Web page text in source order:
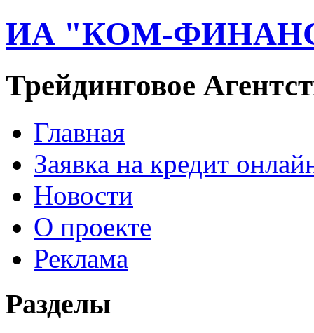
ИА "КОМ-
Трейдинговое
Главная
Заявка на кредит
Новости
О проекте
Реклама
Разделы